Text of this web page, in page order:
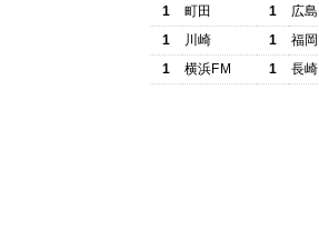
1
町田 1
広島
1
川崎 1
福岡
1
横浜FM 1 長崎